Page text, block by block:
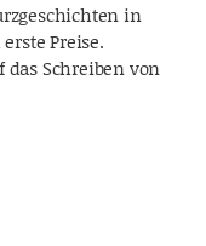
in
Preise.
Schreiben von